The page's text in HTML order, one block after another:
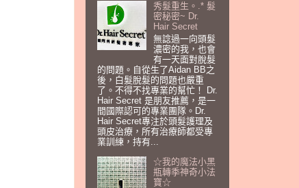
秀髮重生。.* 髮
密秘密~ Dr.
Hair Secret
無諗過一向頭髮
濃密的我，也會
有一天面對脫髮
的問題。自從生了Aidan BB之
後，白髮脫髮的問題也嚴重
了。不得不找專業的幫忙！ Dr.
Hair Secret 是朋友推薦，是一
間國際認可的專業團隊。Dr.
Hair Secret專注於頭髮護理及
頭皮治療，所有治療師都受專
業訓練，持有...
☆我的魔法小黑
瓶轉季神奇小法
寶☆